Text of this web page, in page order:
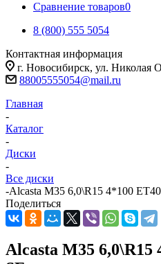
Сравнение товаров0
8 (800) 555 5054
Контактная информация
г. Новосибирск, ул. Николая
88005555054@mail.ru
Главная
-
Каталог
-
Диски
-
Все диски
-Alcasta M35 6,0\R15 4*100
Поделиться
Alcasta M35 6,0\R15